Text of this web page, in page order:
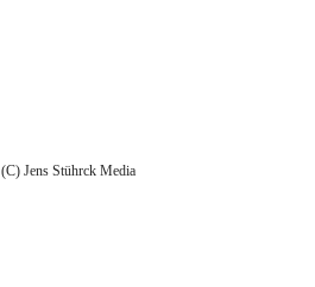
(C) Jens Stührck Media